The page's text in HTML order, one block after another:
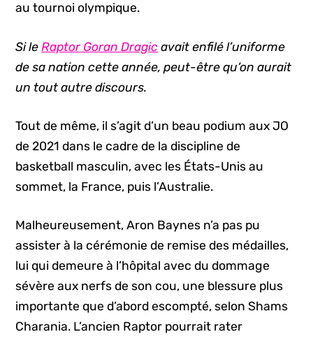
au tournoi olympique.
Si le Raptor Goran Dragic avait enfilé l’uniforme
de sa nation cette année, peut-être qu’on aurait
un tout autre discours.
Tout de même, il s’agit d’un beau podium aux JO
de 2021 dans le cadre de la discipline de
basketball masculin, avec les États-Unis au
sommet, la France, puis l’Australie.
Malheureusement, Aron Baynes n’a pas pu
assister à la cérémonie de remise des médailles,
lui qui demeure à l’hôpital avec du dommage
sévère aux nerfs de son cou, une blessure plus
importante que d’abord escompté, selon Shams
Charania. L’ancien Raptor pourrait rater